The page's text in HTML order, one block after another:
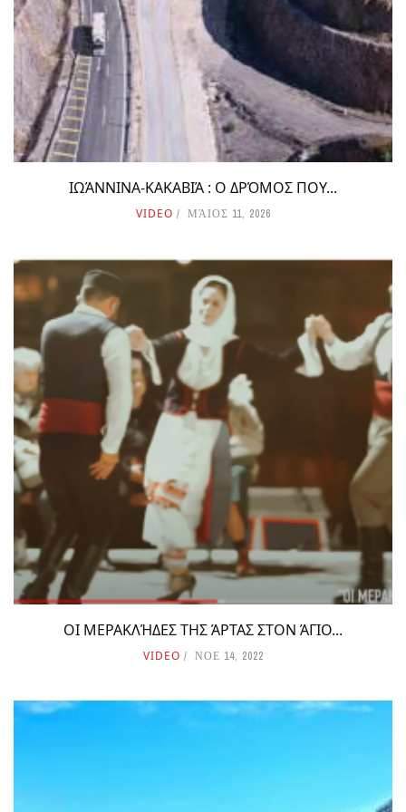
ΙΩΆΝΝΙΝΑ-ΚΑΚΑΒΙΆ : Ο ΔΡΌΜΟΣ ΠΟΥ...
VIDEO ΜΆΙΟΣ 11, 2026
ΟΙ ΜΕΡΑΚΛΉΔΕΣ ΤΗΣ ΆΡΤΑΣ ΣΤΟΝ ΆΓΙΟ...
VIDEO ΝΟΕ 14, 2022